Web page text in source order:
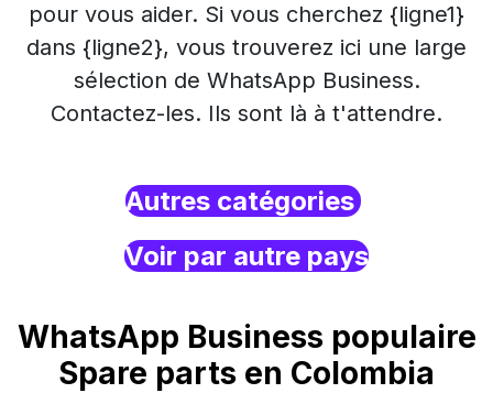
pour vous aider. Si vous cherchez {ligne1}
dans {ligne2}, vous trouverez ici une large
sélection de WhatsApp Business.
Contactez-les. Ils sont là à t'attendre.
Autres catégories
Voir par autre pays
WhatsApp Business populaire
Spare parts en Colombia